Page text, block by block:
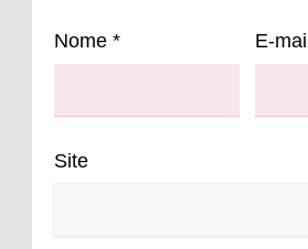
Nome * E-mail
Site